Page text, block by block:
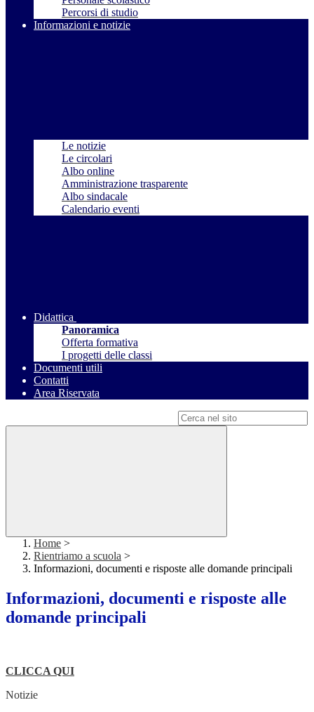
Percorsi di studio
Informazioni e notizie
Le notizie
Le circolari
Albo online
Amministrazione trasparente
Albo sindacale
Calendario eventi
Didattica
Panoramica
Offerta formativa
I progetti delle classi
Documenti utili
Contatti
Area Riservata
Home >
Rientriamo a scuola >
Informazioni, documenti e risposte alle domande principali
Informazioni, documenti e risposte alle
domande principali
CLICCA QUI
Notizie